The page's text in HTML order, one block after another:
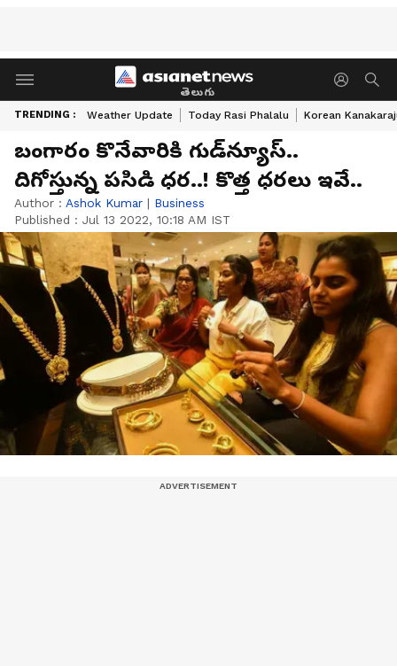
తెలుగు
TRENDING : Weather Update Today Rasi Phalalu Korean
బంగారం కొనేవారికి గుడ్‌న్యూస్..
దిగోస్తున్న పసిడి ధర..! కొత్త ధరలు ఇవే..
Author : Ashok Kumar | Business
Published : Jul 13 2022, 10:18 AM IST